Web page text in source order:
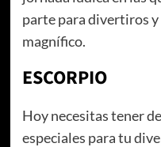
parte para divertiros y
magnífico.
ESCORPIO
Hoy necesitas tener
especiales para tu